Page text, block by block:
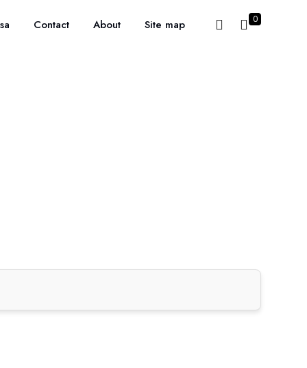
Contact About Site map 0